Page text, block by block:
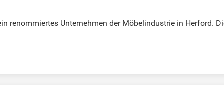
Unternehmen der Möbelindustrie in Herford.
Ausbildung und fundierter Erfahrung im Finanzwesen. Zu
Budgetplanung unterstützen. Zusätzlich arbeiten Sie im